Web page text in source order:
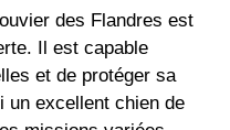
des Flandres est
Il est capable
et de protéger sa
un excellent chien de